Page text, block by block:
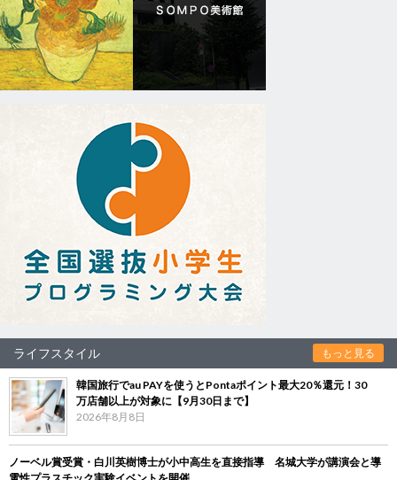
ライフスタイル もっと見る
韓国旅行でau PAYを使うとPontaポイント最大20％還元！30
万店舗以上が対象に【9月30日まで】
2026年8月8日
ノーベル賞受賞・白川英樹博士が小中高生を直接指導 名城大学が講演会と導